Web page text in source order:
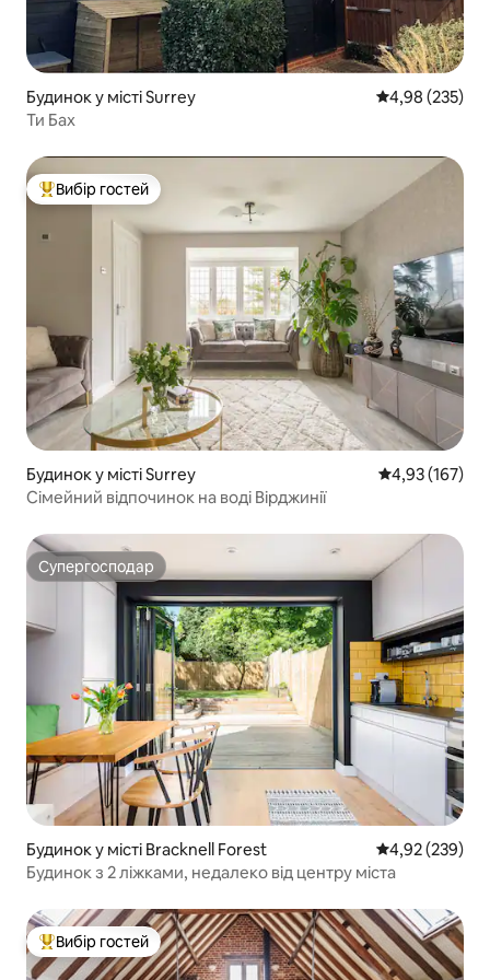
Будинок у місті Surrey Середня
4,98 (235)
Ти Бах
Топ вибір гостей
Вибір гостей
Будинок у місті Surrey Середня
4,93 (167)
Сімейний відпочинок на воді Вірджинії
Супергосподар
Супергосподар
Будинок у місті Bracknell Forest Середня
4,92 (239)
Будинок з 2 ліжками, недалеко від центру міста
Топ вибір гостей
Вибір гостей